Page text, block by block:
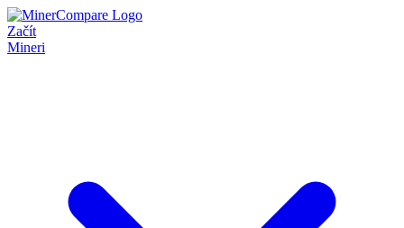
Začít
Mineri